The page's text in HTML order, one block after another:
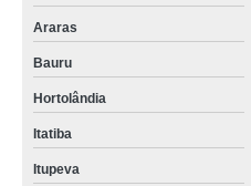
Araras
Bauru
Hortolândia
Itatiba
Itupeva